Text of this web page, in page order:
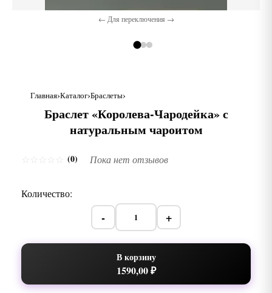
← Для переключения →
Главная Каталог Браслеты
Браслет «Королева-Чародейка» с
натуральным чароитом
(0) Пока нет отзывов
Количество:
- +
В корзину
1590,00 ₽